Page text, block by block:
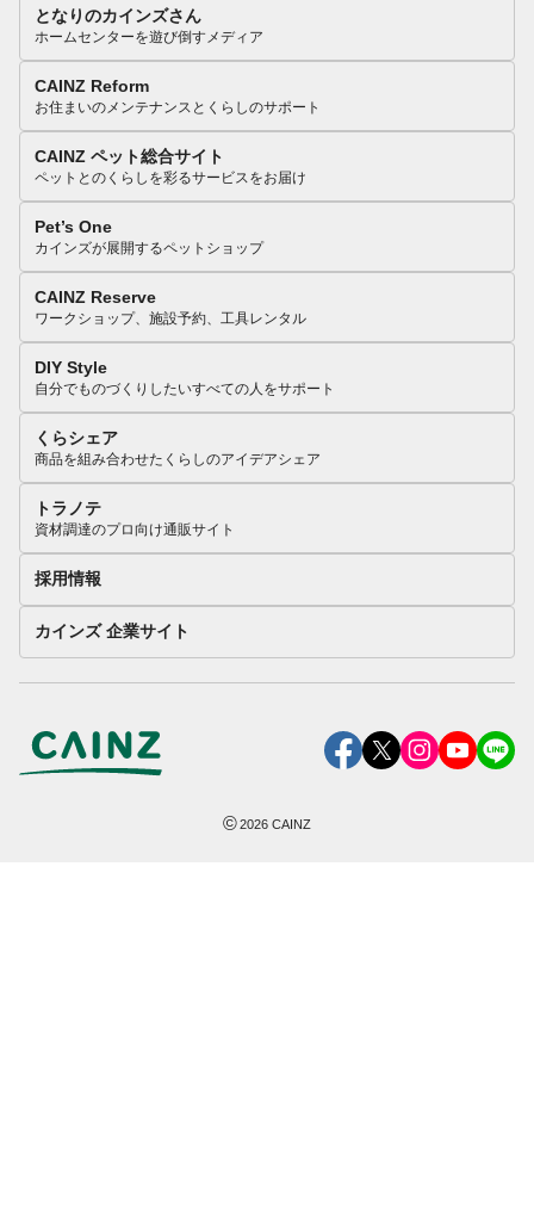
となりのカインズさん
ホームセンターを遊び倒すメディア
CAINZ Reform
お住まいのメンテナンスとくらしのサポート
CAINZ ペット総合サイト
ペットとのくらしを彩るサービスをお届け
Pet’s One
カインズが展開するペットショップ
CAINZ Reserve
ワークショップ、施設予約、工具レンタル
DIY Style
自分でものづくりしたいすべての人をサポート
くらシェア
商品を組み合わせたくらしのアイデアシェア
トラノテ
資材調達のプロ向け通販サイト
採用情報
カインズ 企業サイト
©2026 CAINZ